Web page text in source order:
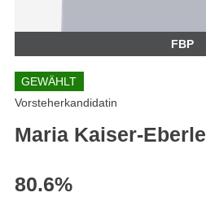
FBP
GEWÄHLT
Vorsteherkandidatin
Maria Kaiser-Eberle
80.6%